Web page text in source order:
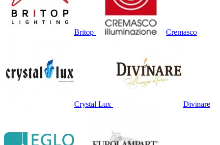
Britop Cremasco
Crystal Lux Divinare